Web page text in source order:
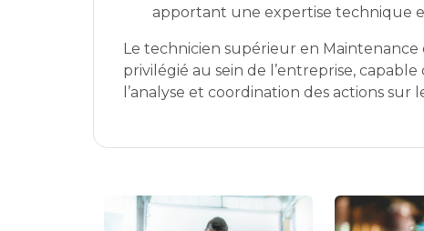
apportant une expertise technique
Le technicien supérieur en
privilégié au sein de l’entreprise,
l’analyse et coordination des actions sur